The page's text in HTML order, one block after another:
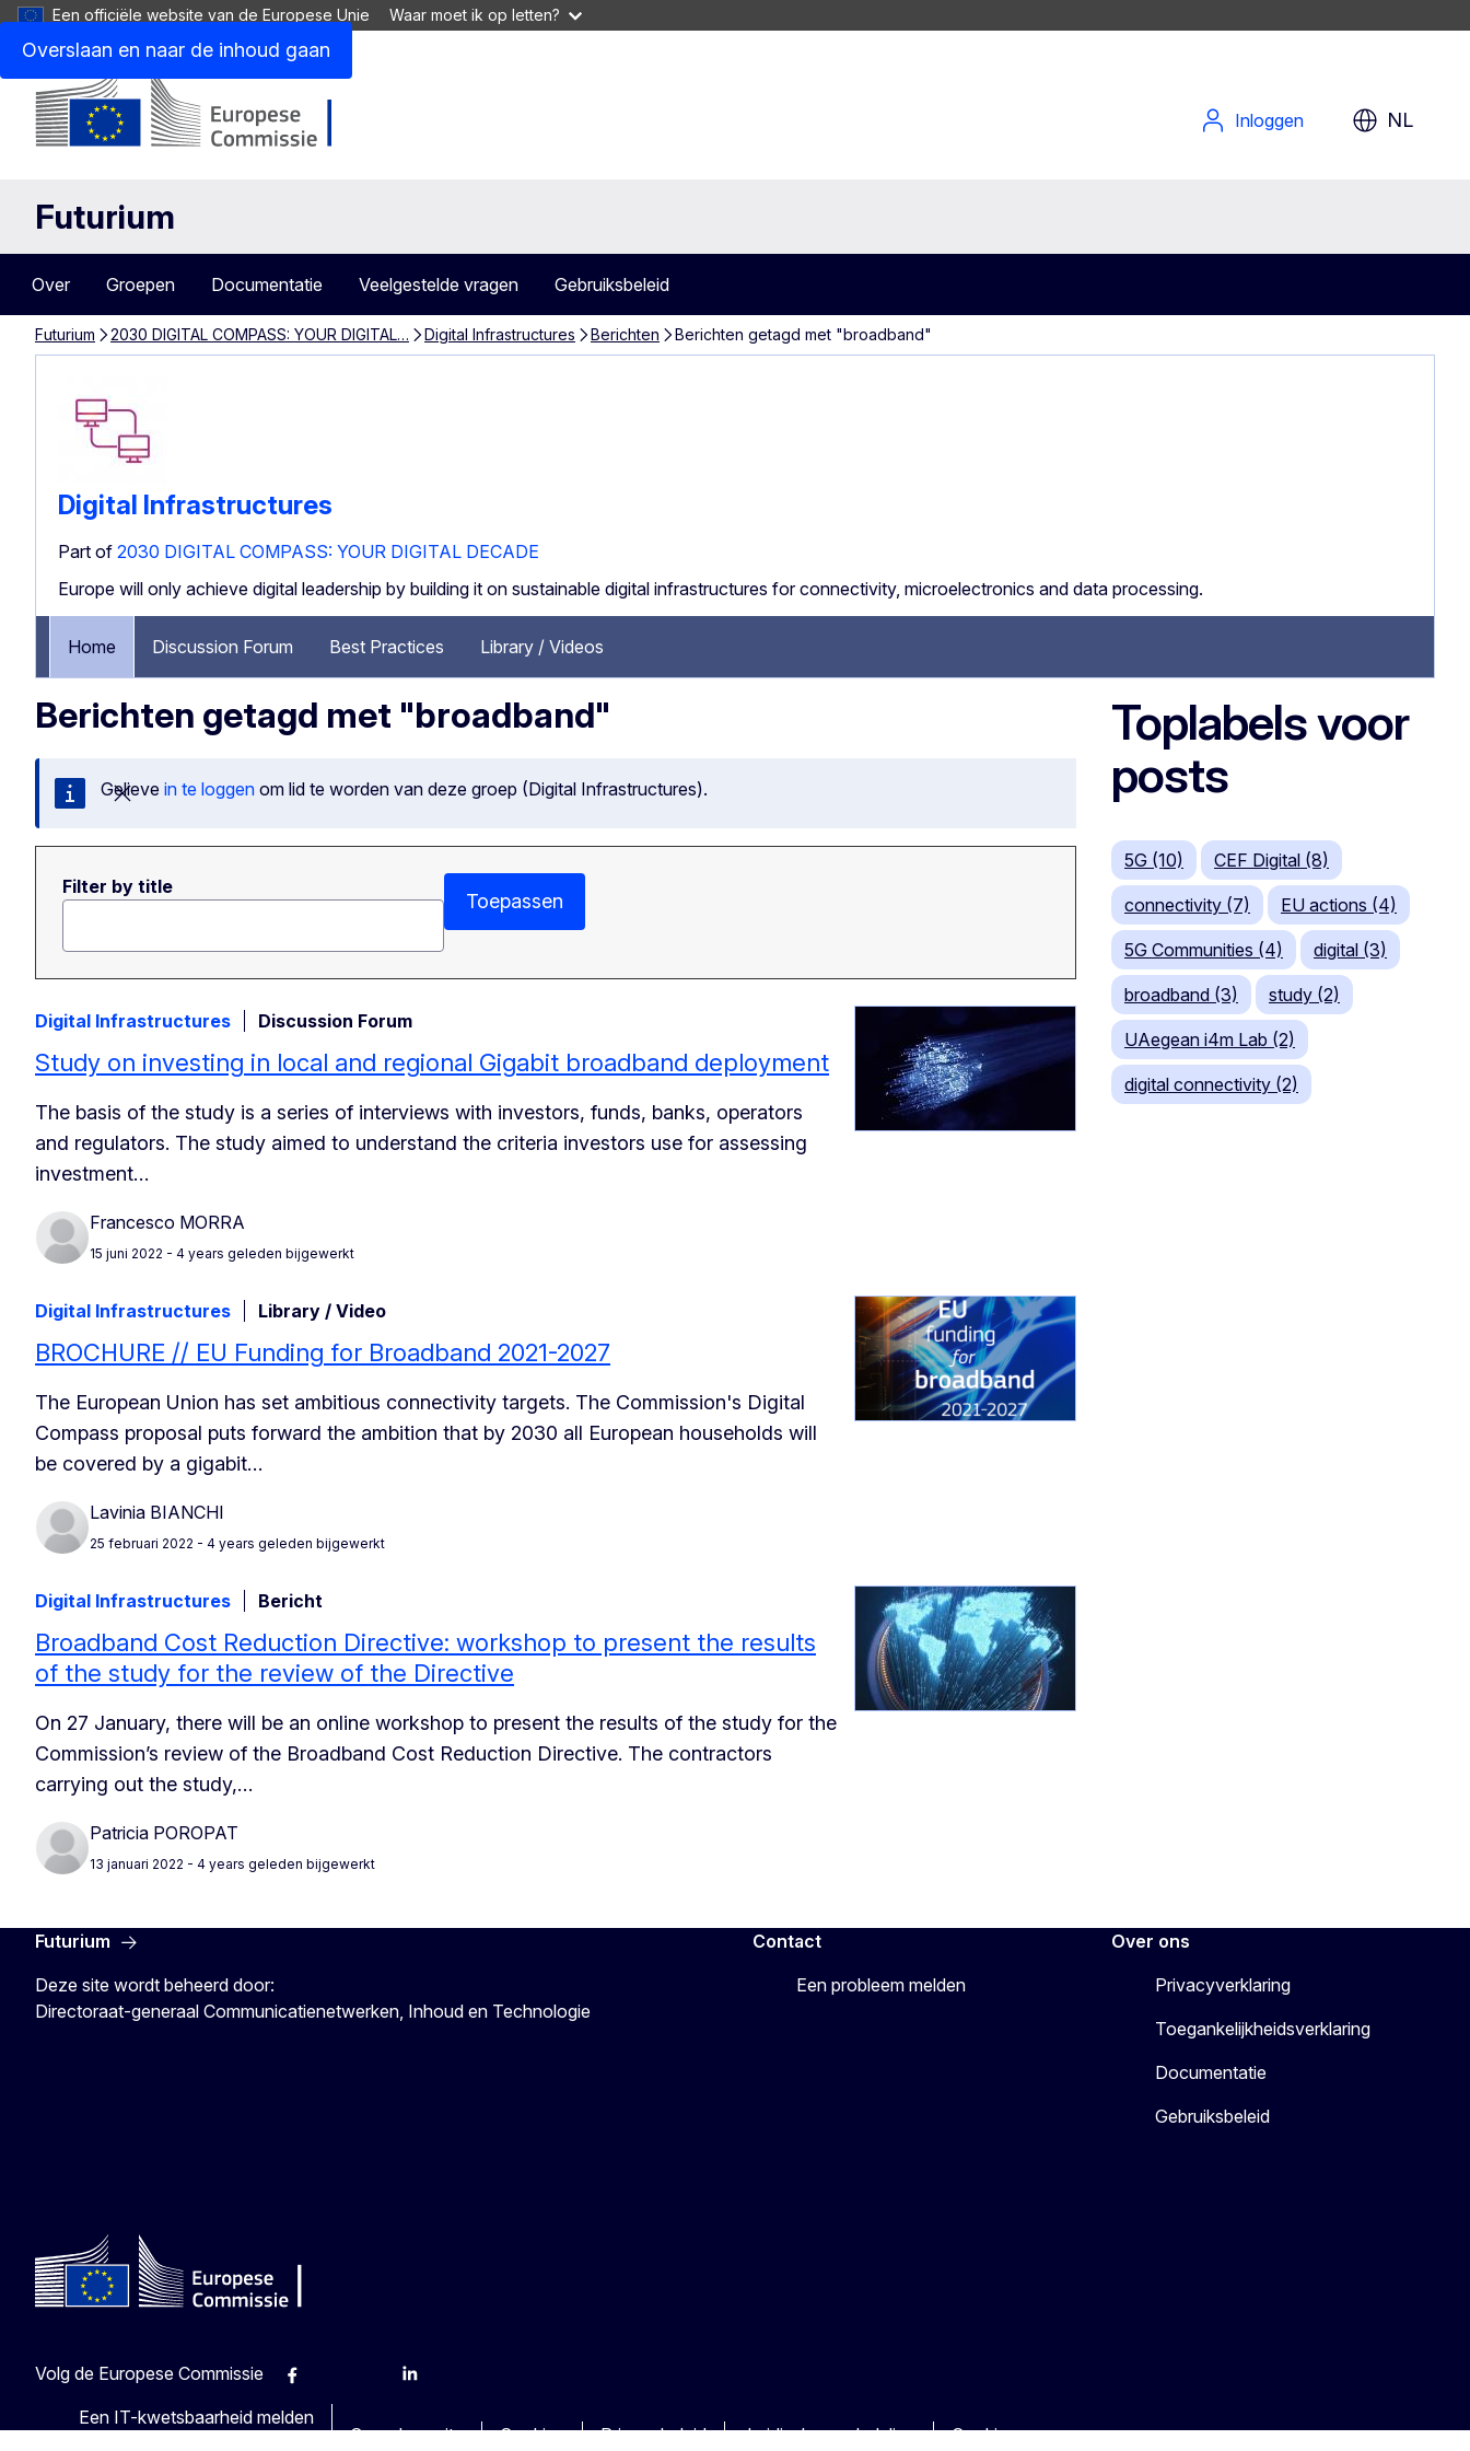
Overslaan en naar de inhoud gaan
Een officiële website van de Europese Unie Waar moet ik op letten?
Inloggen NL
Futurium
Over Groepen Documentatie Veelgestelde vragen Gebruiksbeleid
Futurium 2030 DIGITAL COMPASS: YOUR DIGITAL… Digital Infrastructures Berichten Berichten getagd met "broadband"
Digital Infrastructures
Part of 2030 DIGITAL COMPASS: YOUR DIGITAL DECADE
Europe will only achieve digital leadership by building it on sustainable digital infrastructures for connectivity, microelectronics and data processing.
Home Discussion Forum Best Practices Library / Videos
Berichten getagd met "broadband"
Bericht sluiten
Gelieve in te loggen om lid te worden van deze groep (Digital Infrastructures).
Filter by title
Toepassen
Digital Infrastructures Discussion Forum
Study on investing in local and regional Gigabit broadband deployment
The basis of the study is a series of interviews with investors, funds, banks, operators
and regulators. The study aimed to understand the criteria investors use for assessing
investment…
Francesco MORRA
15 juni 2022 - 4 years geleden bijgewerkt
Digital Infrastructures Library / Video
BROCHURE // EU Funding for Broadband 2021-2027
The European Union has set ambitious connectivity targets. The Commission's Digital
Compass proposal puts forward the ambition that by 2030 all European households will
be covered by a gigabit…
Lavinia BIANCHI
25 februari 2022 - 4 years geleden bijgewerkt
Digital Infrastructures Bericht
Broadband Cost Reduction Directive: workshop to present the results
of the study for the review of the Directive
On 27 January, there will be an online workshop to present the results of the study for the
Commission’s review of the Broadband Cost Reduction Directive. The contractors
carrying out the study,…
Patricia POROPAT
13 januari 2022 - 4 years geleden bijgewerkt
Toplabels voor
posts
5G (10) CEF Digital (8)
connectivity (7) EU actions (4)
5G Communities (4) digital (3)
broadband (3) study (2)
UAegean i4m Lab (2)
digital connectivity (2)
Futurium
Deze site wordt beheerd door:
Directoraat-generaal Communicatienetwerken, Inhoud en Technologie
Contact
Een probleem melden
Over ons
Privacyverklaring
Toegankelijkheidsverklaring
Documentatie
Gebruiksbeleid
Volg de Europese Commissie
Facebook Linkedin
Een IT-kwetsbaarheid melden
Over deze site
Cookies Privacybeleid Juridische mededeling Cookies